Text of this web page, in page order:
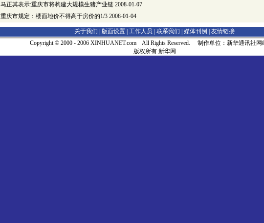
马正其表示:重庆市将构建大规模生猪产业链 2008-01-07
重庆市规定：楼面地价不得高于房价的1/3 2008-01-04
关于我们 | 版面设置 工作人员 联系我们 媒体刊例
友情链接
Copyright © 2000 - 2006 XINHUANET.com All Rights Reserved. 制作单位：新华通讯社网
版权所有 新华网